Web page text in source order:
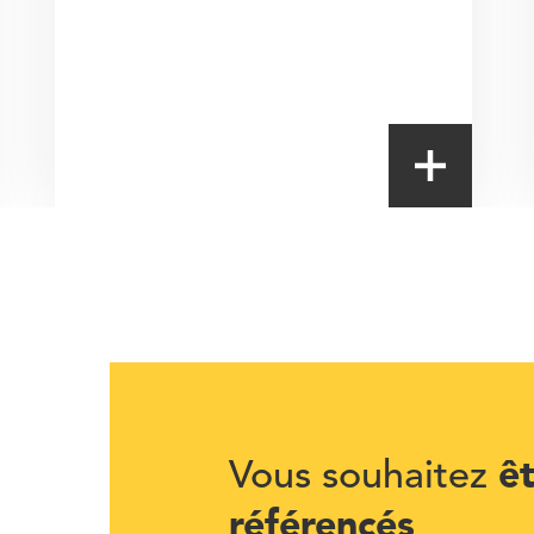
Vous souhaitez